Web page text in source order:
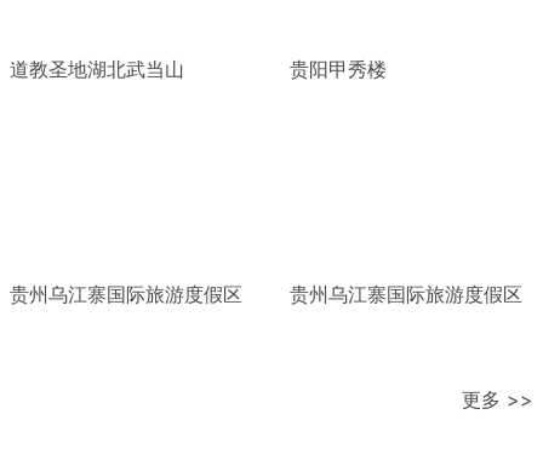
道教圣地湖北武当山 贵阳甲秀楼
贵州乌江寨国际旅游度假区 贵州乌江寨国际旅游度假区
更多 >>